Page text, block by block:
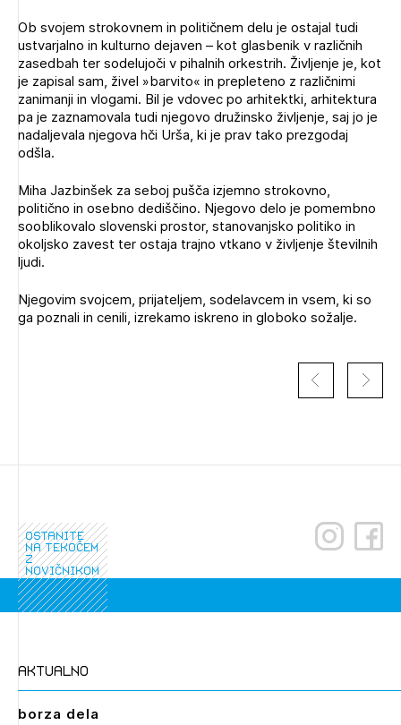
Izbrana vsebina je namenjena le ZAPS
registriranim uporabnikom. Da lahko do nje
dostopate, se je potrebno prijaviti.
Ob svojem strokovnem in političnem delu je ostajal tudi
ustvarjalno in kulturno dejaven – kot glasbenik v različnih
zasedbah ter sodelujoči v pihalnih orkestrih. Življenje je, kot
je zapisal sam, živel »barvito« in prepleteno z različnimi
zanimanji in vlogami. Bil je vdovec po arhitektki, arhitektura
pa je zaznamovala tudi njegovo družinsko življenje, saj jo je
nadaljevala njegova hči Urša, ki je prav tako prezgodaj
odšla.
Miha Jazbinšek za seboj pušča izjemno strokovno,
politično in osebno dediščino. Njegovo delo je pomembno
sooblikovalo slovenski prostor, stanovanjsko politiko in
okoljsko zavest ter ostaja trajno vtkano v življenje številnih
ljudi.
Njegovim svojcem, prijateljem, sodelavcem in vsem, ki so
ga poznali in cenili, izrekamo iskreno in globoko sožalje.
ostanite
na tekočem
z
novičnikom
aktualno
borza dela